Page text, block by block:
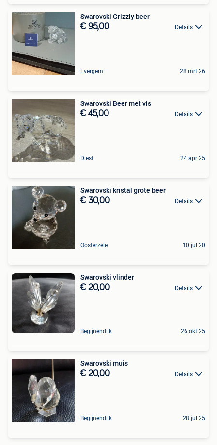
Swarovski Grizzly beer
€ 95,00 Details
Evergem 28 mrt 26
Swarovski Beer met vis
€ 45,00 Details
Diest 24 apr 25
Swarovski kristal grote beer
€ 30,00 Details
Oosterzele 10 jul 20
Swarovski vlinder
€ 20,00 Details
Begijnendijk 26 okt 25
Swarovski muis
€ 20,00 Details
Begijnendijk 28 jul 25